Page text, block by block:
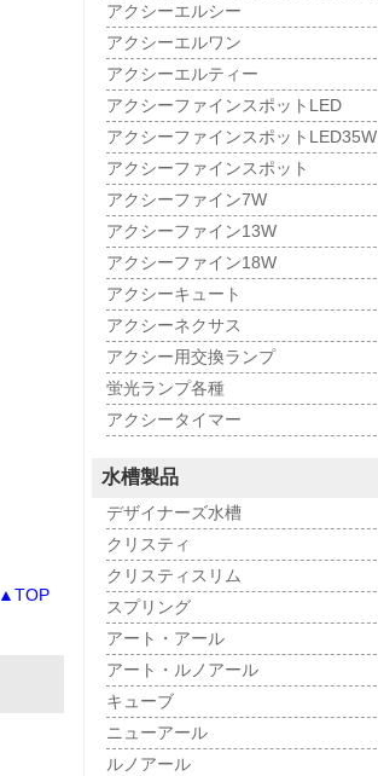
▲TOP
アクシーエルシー
アクシーエルワン
アクシーエルティー
アクシーファインスポットLED
アクシーファインスポットLED35W
アクシーファインスポット
アクシーファイン7W
アクシーファイン13W
アクシーファイン18W
アクシーキュート
アクシーネクサス
アクシー用交換ランプ
蛍光ランプ各種
アクシータイマー
水槽製品
デザイナーズ水槽
クリスティ
クリスティスリム
スプリング
アート・アール
アート・ルノアール
キューブ
ニューアール
ルノアール